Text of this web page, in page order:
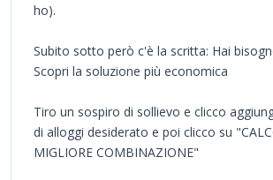
ho).
Subito sotto però c'è la scritta: Hai
Scopri la soluzione più economica
Tiro un sospiro di sollievo e clicco
di alloggi desiderato e poi clicco su
MIGLIORE COMBINAZIONE"